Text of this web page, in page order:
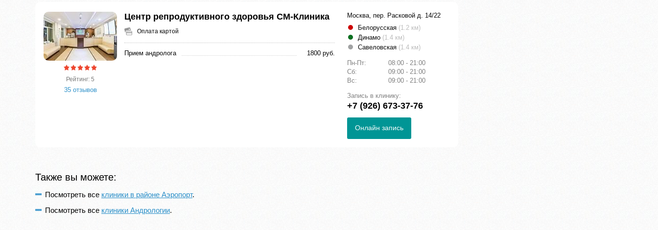
Рейтинг: 5
35 отзывов
Центр репродуктивного здоровья СМ-Клиника
Оплата картой
Прием андролога 1800 руб.
Москва, пер. Расковой д. 14/22
Белорусская (1.2 км)
Динамо (1.4 км)
Савеловская (1.4 км)
Пн-Пт:
08:00 - 21:00
Сб:
09:00 - 21:00
Вс:
09:00 - 21:00
Запись в клинику:
+7 (926) 673-37-76
Онлайн запись
Также вы можете:
Посмотреть все клиники в районе Аэропорт.
Посмотреть все клиники Андрологии.